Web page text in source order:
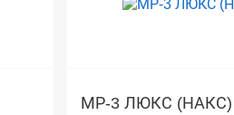
МР-3 ЛЮКС (НАКС)